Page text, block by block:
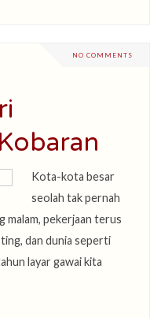
NO COMMENTS
Kota-kota besar
seolah tak pernah
malam, pekerjaan terus
dan dunia seperti
layar gawai kita